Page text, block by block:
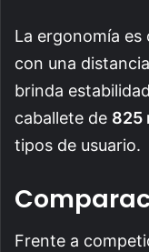
La ergonomía
con una
brinda
caballete de 825
tipos de usuario.
Frente a